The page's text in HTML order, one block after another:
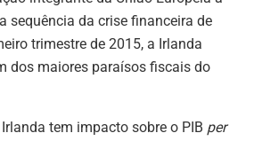
sequência da crise financeira de
trimestre de 2015, a Irlanda
dos maiores paraísos fiscais do
tem impacto sobre o PIB per